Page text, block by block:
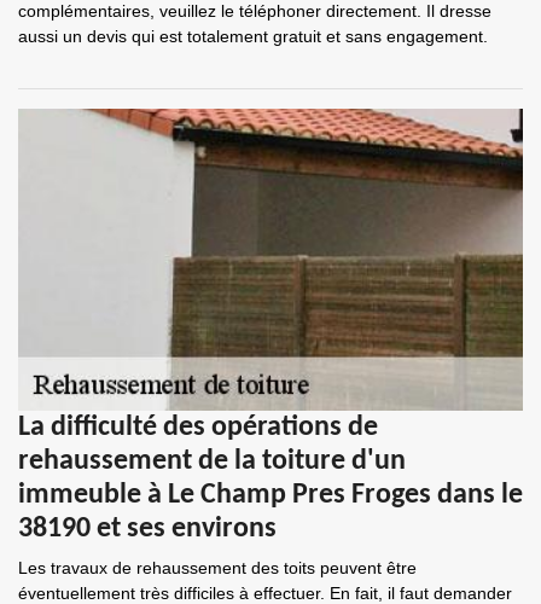
complémentaires, veuillez le téléphoner directement. Il dresse
aussi un devis qui est totalement gratuit et sans engagement.
La difficulté des opérations de
rehaussement de la toiture d'un
immeuble à Le Champ Pres Froges dans le
38190 et ses environs
Les travaux de rehaussement des toits peuvent être
éventuellement très difficiles à effectuer. En fait, il faut demander